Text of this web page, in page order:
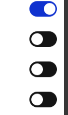
qualsiasi
facendo clic
qualche